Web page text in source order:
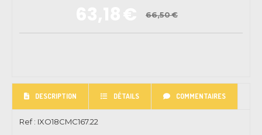
66,50€
DESCRIPTION DÉTAILS COMMENTAIRES
Ref : IXO18CMC167.22